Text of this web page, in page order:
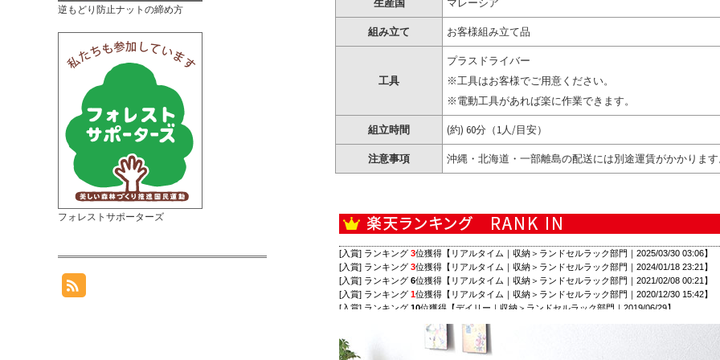
組み立て お客様組み立て品
工具
プラスドライバー
※工具はお客様でご用意ください。
※電動工具があれば楽に作業できます。
組立時間 (約) 60分（1人/目安）
注意事項 沖縄・北海道・一部離島の配送には別途運賃がかかりま
逆もどり防止ナットの締め方
フォレストサポーターズ